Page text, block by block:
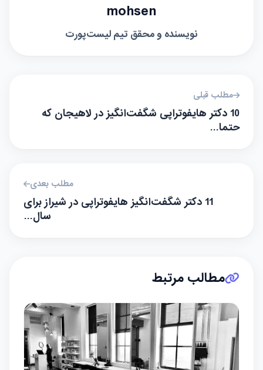
mohsen
نویسنده و محقق تیم لیست‌پورت
مطلب قبلی
10 دکتر هایفوتراپی شگفت‌انگیز در لاهیجان که
حتما…
مطلب بعدی
11 دکتر شگفت‌انگیز هایفوتراپی در شیراز برای
سال…
مطالب مرتبط